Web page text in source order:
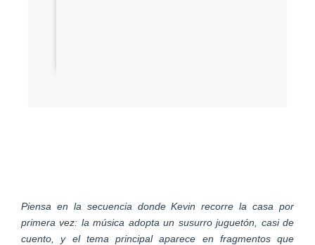
Piensa en la secuencia donde Kevin recorre la casa por
primera vez: la música adopta un susurro juguetón, casi de
cuento, y el tema principal aparece en fragmentos que